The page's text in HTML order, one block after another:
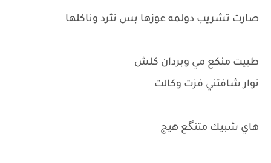
صارت تشريب دولمه عوزها بس نثرد وناكلها
طبيت منكع مي وبردان كلش
نوار شافتني فزت وكالت
هاي شبيك متنگع هيج